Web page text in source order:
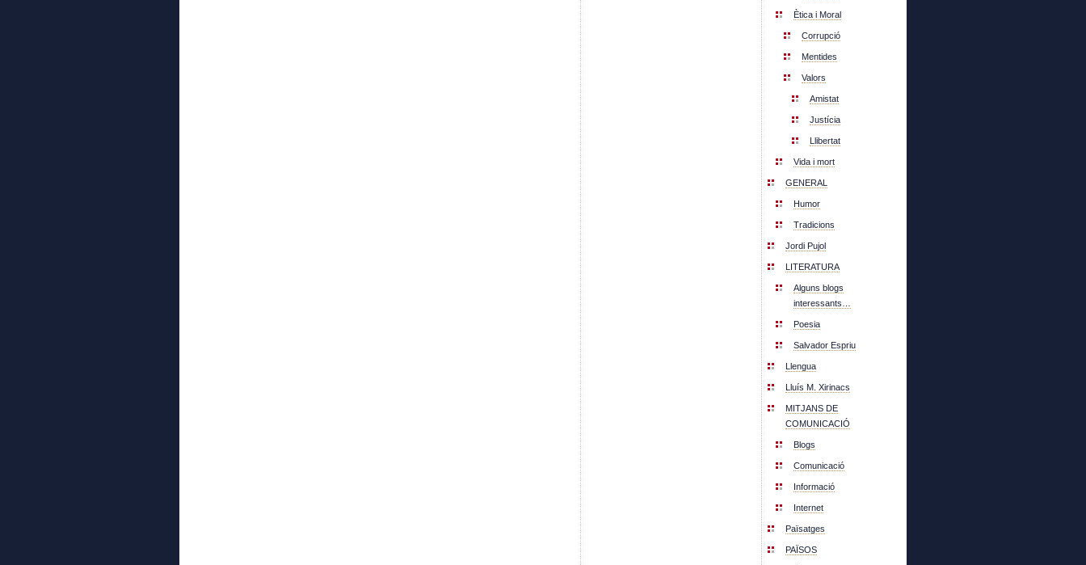
Ètica i Moral
Corrupció
Mentides
Valors
Amistat
Justícia
Llibertat
Vida i mort
GENERAL
Humor
Tradicions
Jordi Pujol
LITERATURA
Alguns blogs
interessants…
Poesia
Salvador Espriu
Llengua
Lluís M. Xirinacs
MITJANS DE
COMUNICACIÓ
Blogs
Comunicació
Informació
Internet
Païsatges
PAÏSOS